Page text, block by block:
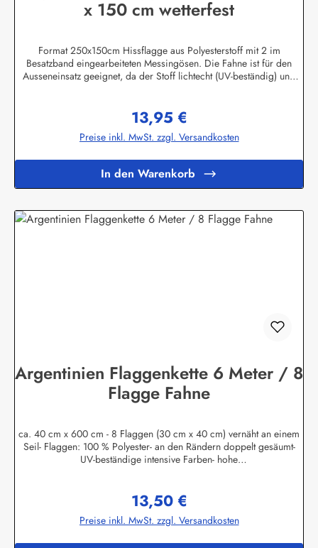
x 150 cm wetterfest
Format 250x150cm Hissflagge aus Polyesterstoff mit 2 im
Besatzband eingearbeiteten Messingösen. Die Fahne ist für den
Ausseneinsatz geeignet, da der Stoff lichtecht (UV-beständig) und
Auswahl an Länder- und Sonderflaggen, XXL-Flaggen, Bootsflaggen
und Tischflaggen.Herstellerinformationen:Fahnen-Shop - Axel
BachKirchbergstr. 238444 Wolfsburgshop@fahnen.info
Regulärer Preis:
13,95 €
Preise inkl. MwSt. zzgl. Versandkosten
In den Warenkorb
Argentinien Flaggenkette 6 Meter / 8
Flagge Fahne
ca. 40 cm x 600 cm - 8 Flaggen (30 cm x 40 cm) vernäht an einem
Seil- Flaggen: 100 % Polyester- an den Rändern doppelt gesäumt-
UV-beständige intensive Farben- hohe
Regulärer Preis:
13,50 €
Preise inkl. MwSt. zzgl. Versandkosten